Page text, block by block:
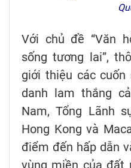
Với chủ đề “Văn
sống tương lai”,
giới thiệu các cuốn
danh lam thắng
Nam, Tổng Lãnh
Hong Kong và
điểm đến hấp dẫn